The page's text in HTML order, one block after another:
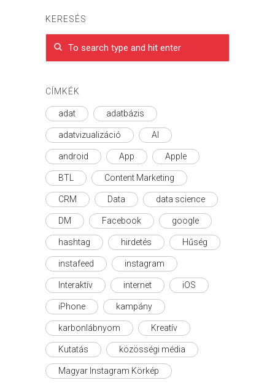
KERESÉS
CÍMKÉK
adat adatbázis
adatvizualizáció AI
android App Apple
BTL Content Marketing
CRM Data data science
DM Facebook google
hashtag hirdetés Hűség
instafeed instagram
Interaktív internet iOS
iPhone kampány
karbonlábnyom Kreatív
Kutatás közösségi média
Magyar Instagram Körkép